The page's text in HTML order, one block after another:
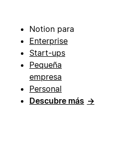
Notion para
Enterprise
Start-ups
Pequeña
empresa
Personal
Descubre más →